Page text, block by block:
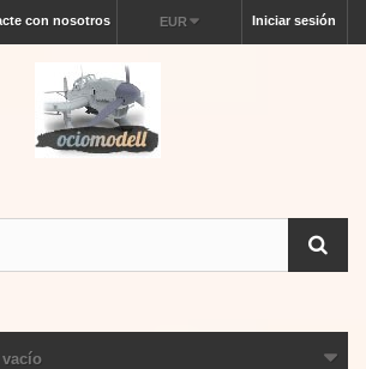
Iniciar sesión
EUR
con nosotros
vacío